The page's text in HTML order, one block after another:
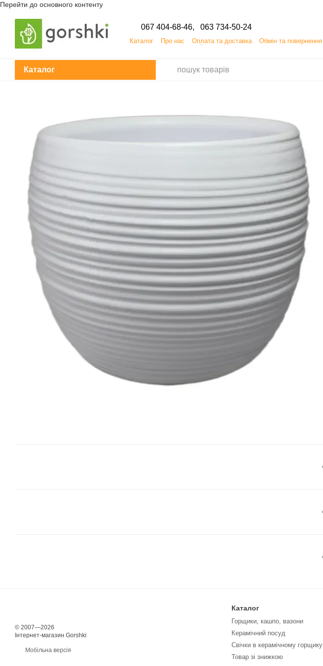
Перейти до основного контенту
067 404-68-46, 063 734-50-24
Каталог Про нас Оплата та доставка Обмін та повернення
Каталог
© 2007—2026
Інтернет-магазин Gorshki
Мобільна версія
Каталог
Горщики, кашпо, вазони
Керамічний посуд
Свічки в керамічному горщику
Товар зі знижкою